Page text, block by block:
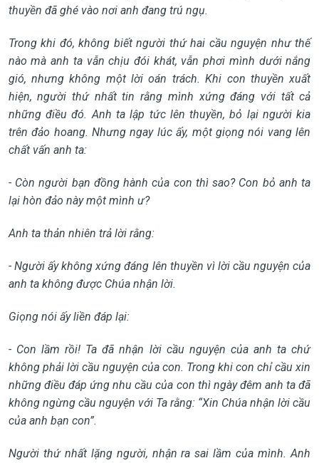
thuyền đã ghé vào nơi anh đang trú ngụ.
Trong khi đó, không biết người thứ hai cầu nguyện như thế
nào mà anh ta vẫn chịu đói khát, vẫn phơi mình dưới nắng
gió, nhưng không một lời oán trách. Khi con thuyền xuất
hiện, người thứ nhất tin rằng mình xứng đáng với tất cả
những điều đó. Anh ta lập tức lên thuyền, bỏ lại người kia
trên đảo hoang. Nhưng ngay lúc ấy, một giọng nói vang lên
chất vấn anh ta:
- Còn người bạn đồng hành của con thì sao? Con bỏ anh ta
lại hòn đảo này một mình ư?
Anh ta thản nhiên trả lời rằng:
- Người ấy không xứng đáng lên thuyền vì lời cầu nguyện của
anh ta không được Chúa nhận lời.
Giọng nói ấy liền đáp lại:
- Con lầm rồi! Ta đã nhận lời cầu nguyện của anh ta chứ
không phải lời cầu nguyện của con. Trong khi con chỉ cầu xin
những điều đáp ứng nhu cầu của con thì ngày đêm anh ta đã
không ngừng cầu nguyện với Ta rằng: “Xin Chúa nhận lời cầu
của anh bạn con”.
Người thứ nhất lặng người, nhận ra sai lầm của mình. Anh